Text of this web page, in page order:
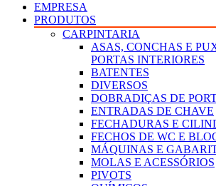
EMPRESA
PRODUTOS
CARPINTARIA
ASAS, CONCHAS E
PORTAS INTERIORES
BATENTES
DIVERSOS
DOBRADIÇAS DE
ENTRADAS DE CHAVE
FECHADURAS E
FECHOS DE WC E
MÁQUINAS E
MOLAS E ACESSÓRIOS
PIVOTS